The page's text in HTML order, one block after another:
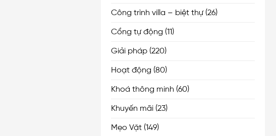
Công trình villa – biệt thự(26)
Cổng tự động (11)
Giải pháp (220)
Hoạt động (80)
Khoá thông minh (60)
Khuyến mãi (23)
Mẹo Vặt (149)